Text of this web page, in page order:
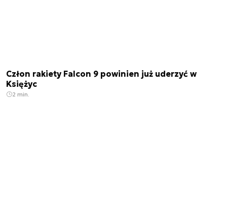
Człon rakiety Falcon 9 powinien już uderzyć w
Księżyc
2 min.